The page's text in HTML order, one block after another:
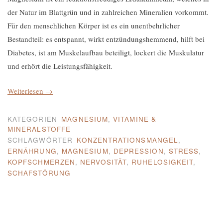
der Natur im Blattgrün und in zahlreichen Mineralien vorkommt.
Für den menschlichen Körper ist es ein unentbehrlicher
Bestandteil: es entspannt, wirkt entzündungshemmend, hilft bei
Diabetes, ist am Muskelaufbau beteiligt, lockert die Muskulatur
und erhört die Leistungsfähigkeit.
Weiterlesen „Magnesium
die
Gesundheit“
→
KATEGORIEN MAGNESIUM,VITAMINE &
MINERALSTOFFE
SCHLAGWÖRTER KONZENTRATIONSMANGEL,
ERNÄHRUNG, MAGNESIUM, DEPRESSION, STRESS,
KOPFSCHMERZEN, NERVOSITÄT, RUHELOSIGKEIT,
SCHAFSTÖRUNG